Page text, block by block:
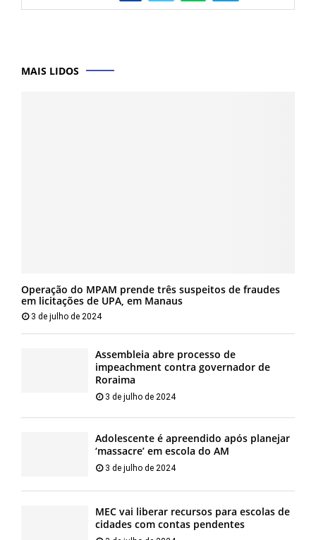
MAIS LIDOS
Operação do MPAM prende três suspeitos de fraudes
em licitações de UPA, em Manaus
3 de julho de 2024
Assembleia abre processo de
impeachment contra governador de
Roraima
3 de julho de 2024
Adolescente é apreendido após planejar
‘massacre’ em escola do AM
3 de julho de 2024
MEC vai liberar recursos para escolas de
cidades com contas pendentes